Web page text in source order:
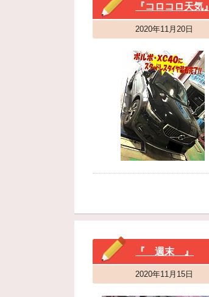
『コロコロ天気』
2020年11月20日
『 週末 』
2020年11月15日